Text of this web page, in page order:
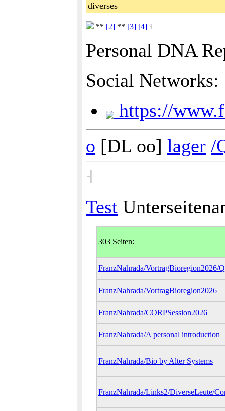
diverses
** [2] ** [3] [4] ˧
Personal DNA
Social Networks:
https://
o [DL oo] lager /
˧
Test
303 Seiten:
FranzNahrada/VortragBioregion2026/
FranzNahrada/VortragBioregion2026
FranzNahrada/CORPSession2026
FranzNahrada/A personal introduction
FranzNahrada/Bio by Alter Systems
FranzNahrada/Links2/DiverseLeute/